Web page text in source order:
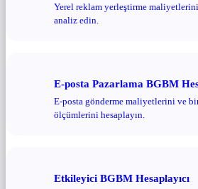
Yerel reklam yerleştirme
analiz edin.
E-posta Pazarlama BGBM
E-posta gönderme maliyetlerini ve
ölçümlerini hesaplayın.
Etkileyici BGBM Hesaplayıcı